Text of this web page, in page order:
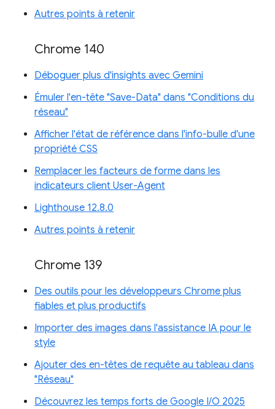
Autres points à retenir
Chrome 140
Déboguer plus d'insights avec Gemini
Émuler l'en-tête "Save-Data" dans "Conditions du
réseau"
Afficher l'état de référence dans l'info-bulle d'une
propriété CSS
Remplacer les facteurs de forme dans les
indicateurs client User-Agent
Lighthouse 12.8.0
Autres points à retenir
Chrome 139
Des outils pour les développeurs Chrome plus
fiables et plus productifs
Importer des images dans l'assistance IA pour le
style
Ajouter des en-têtes de requête au tableau dans
"Réseau"
Découvrez les temps forts de Google I/O 2025